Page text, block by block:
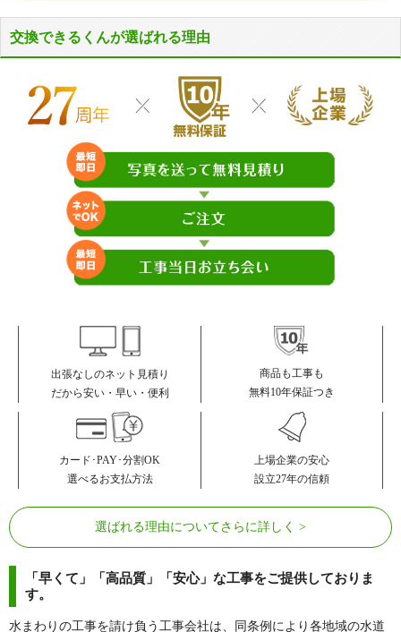
交換できるくんが選ばれる理由
出張なしのネット見積り
だから安い・早い・便利
商品も工事も
無料10年保証つき
カード･PAY･分割OK
選べるお支払方法
上場企業の安心
設立27年の信頼
選ばれる理由についてさらに詳しく
「早くて」「高品質」「安心」な工事をご提供しておりま
す。
水まわりの工事を請け負う工事会社は、同条例により各地域の水道